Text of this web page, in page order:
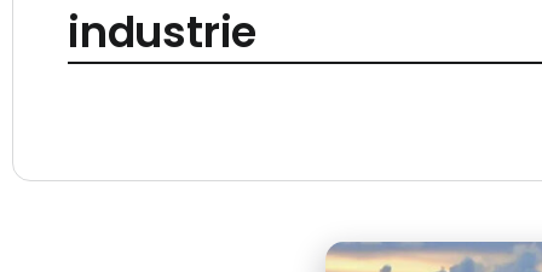
industrie